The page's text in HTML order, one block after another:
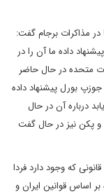
در مذاکرات برجام گفت:
داده ما آن را در
متحده در حال حاضر
بورل پیشنهاد داده
درباره آن در حال
و پکن نیز در حال گفت
که وجود دارد فردا
اساس قوانین ایران و